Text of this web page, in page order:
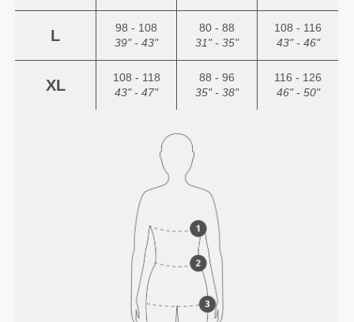
L
98 - 108
39" - 43"
80 - 88
31" - 35"
108 - 116
43" - 46"
XL
108 - 118
43" - 47"
88 - 96
35" - 38"
116 - 126
46" - 50"